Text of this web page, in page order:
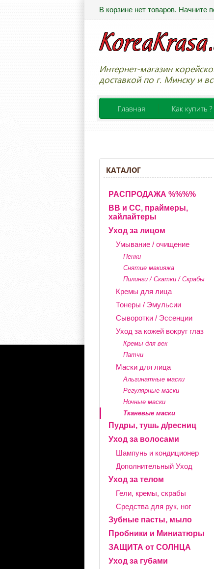
В корзине нет товаров. Начните
Интернет-магазин
доставкой по г. Минску и
Главная Как купить ?
КАТАЛОГ
РАСПРОДАЖА %%%%
BB и CC, праймеры,
хайлайтеры
Уход за лицом
Умывание / очищение
Пенки
Снятие макияжа
Пилинги / Скатки / Скрабы
Кремы для лица
Тонеры / Эмульсии
Сыворотки / Эссенции
Уход за кожей вокруг глаз
Кремы для век
Патчи
Маски для лица
Альгинатные маски
Регулярные маски
Ночные маски
Тканевые маски
Пудры, тушь д/ресниц
Уход за волосами
Шампунь и кондиционер
Дополнительный Уход
Уход за телом
Гели, кремы, скрабы
Средства для рук, ног
Зубные пасты, мыло
Пробники и Миниатюры
ЗАЩИТА от СОЛНЦА
Уход за губами